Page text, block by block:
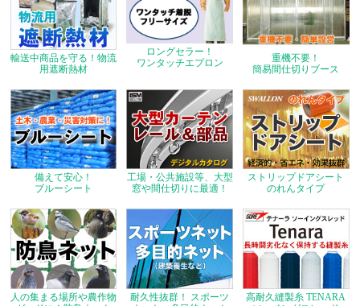
輸送中商品を守る！物流
用遮断熱材
ロングセラー！
ワンタッチエプロン
重機不要！
簡易間仕切りブース
備えて安心！
ブルーシート
工場・公共施設等、大型
窓や間仕切りに最適！
ストリップドアシート
のれんタイプ
人の集まる場所や農作物
耐久性抜群！ スポーツ
高耐久縫製糸 TENARA